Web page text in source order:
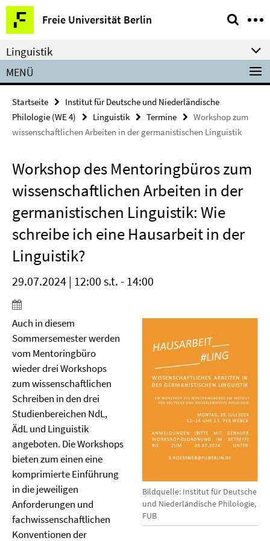
Springe
direkt
zu
Inhalt
Freie Universität Berlin
Service-
Navigation
Linguistik
MENÜ
Startseite
Institut für Deutsche und Niederländische
Philologie (WE 4)
Linguistik Termine
Workshop zum
wissenschaftlichen Arbeiten in der germanistischen Linguistik
Workshop des Mentoringbüros zum
wissenschaftlichen Arbeiten in der
germanistischen Linguistik: Wie
schreibe ich eine Hausarbeit in der
Linguistik?
29.07.2024 | 12:00 s.t. - 14:00
Bildquelle: Institut für Deutsche
und Niederländische Philologie,
FUB
Auch in diesem
Sommersemester werden
vom Mentoringbüro
wieder drei Workshops
zum wissenschaftlichen
Schreiben in den drei
Studienbereichen NdL,
ÄdL und Linguistik
angeboten. Die Workshops
bieten zum einen eine
komprimierte Einführung
in die jeweiligen
Anforderungen und
fachwissenschaftlichen
Konventionen der